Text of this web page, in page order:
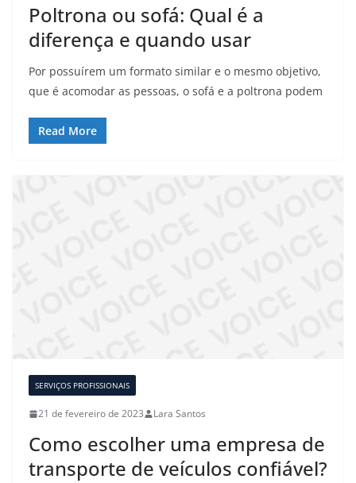
Poltrona ou sofá: Qual é a
diferença e quando usar
Por possuírem um formato similar e o mesmo objetivo,
que é acomodar as pessoas, o sofá e a poltrona podem
Read More
SERVIÇOS PROFISSIONAIS
21 de fevereiro de 2023 Lara Santos
Como escolher uma empresa de
transporte de veículos confiável?